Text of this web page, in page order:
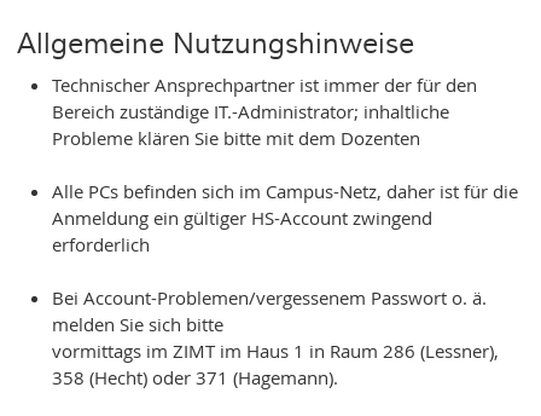
Allgemeine Nutzungshinweise
Technischer Ansprechpartner ist immer der für den
Bereich zuständige IT.-Administrator; inhaltliche
Probleme klären Sie bitte mit dem Dozenten
Alle PCs befinden sich im Campus-Netz, daher ist für die
Anmeldung ein gültiger HS-Account zwingend
erforderlich
Bei Account-Problemen/vergessenem Passwort o. ä.
melden Sie sich bitte
vormittags im ZIMT im Haus 1 in Raum 286 (Lessner),
358 (Hecht) oder 371 (Hagemann).